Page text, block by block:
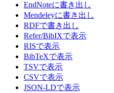
EndNoteに書き出し
Mendeleyに書き出し
RDFで書き出し
Refer/BibIXで表示
RISで表示
BibTeXで表示
TSVで表示
CSVで表示
JSON-LDで表示